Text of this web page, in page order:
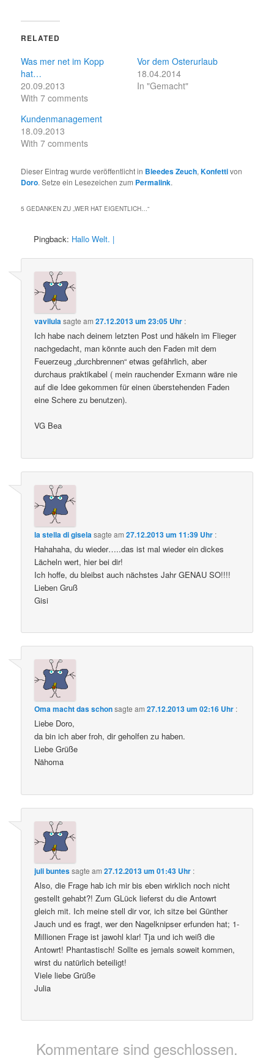
RELATED
Was mer net im Kopp
hat…
20.09.2013
With 7 comments
Vor dem Osterurlaub
18.04.2014
In "Gemacht"
Kundenmanagement
18.09.2013
With 7 comments
Dieser Eintrag wurde veröffentlicht in Bleedes Zeuch,Konfettivon
Doro. Setze ein Lesezeichen zum Permalink.
5 GEDANKEN ZU „WER HAT EIGENTLICH…“
Pingback: Hallo Welt. |
vavilulasagte am27.12.2013 um 23:05 Uhr :
Ich habe nach deinem letzten Post und häkeln im Flieger
nachgedacht, man könnte auch den Faden mit dem
Feuerzeug „durchbrennen“ etwas gefährlich, aber
durchaus praktikabel ( mein rauchender Exmann wäre nie
auf die Idee gekommen für einen überstehenden Faden
eine Schere zu benutzen).
VG Bea
la stella di giselasagte am27.12.2013 um 11:39 Uhr :
Hahahaha, du wieder…..das ist mal wieder ein dickes
Lächeln wert, hier bei dir!
Ich hoffe, du bleibst auch nächstes Jahr GENAU SO!!!!
Lieben Gruß
Gisi
Oma macht das schonsagte am27.12.2013 um 02:16 Uhr :
Liebe Doro,
da bin ich aber froh, dir geholfen zu haben.
Liebe Grüße
Nähoma
juli buntessagte am27.12.2013 um 01:43 Uhr :
Also, die Frage hab ich mir bis eben wirklich noch nicht
gestellt gehabt?! Zum GLück lieferst du die Antowrt
gleich mit. Ich meine stell dir vor, ich sitze bei Günther
Jauch und es fragt, wer den Nagelknipser erfunden hat; 1-
Millionen Frage ist jawohl klar! Tja und ich weiß die
Antowrt! Phantastisch! Sollte es jemals soweit kommen,
wirst du natürlich beteiligt!
Viele liebe Grüße
Julia
Kommentare sind geschlossen.